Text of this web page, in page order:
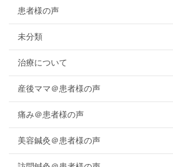
患者様の声
未分類
治療について
産後ママ＠患者様の声
痛み＠患者様の声
美容鍼灸＠患者様の声